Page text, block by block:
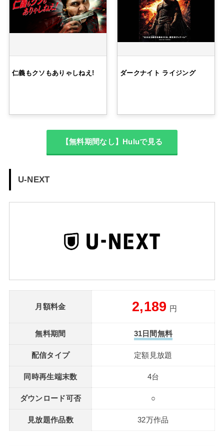
仁義もクソもありゃしねえ! ダークナイト ライジング
【無料期間なし】Huluで見る
U-NEXT
月額料金 2,189 円
無料期間 31日間無料
配信タイプ 定額見放題
同時再生端末数 4台
ダウンロード可否 ○
見放題作品数 32万作品